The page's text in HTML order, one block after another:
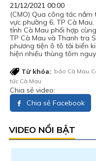
21/12/2021 00:00
(CMO) Qua công tác
vực phường 6, TP Cà
tỉnh Cà Mau phối hợp
TP Cà Mau và Thanh tra
phương tiện ô tô tải biển
hiện nhiều thùng tôm
Từ khóa: báo Cà Mau
tức Cà Mau
Chia sẻ video:
Chia sẻ Facebook
VIDEO NỔI BẬT